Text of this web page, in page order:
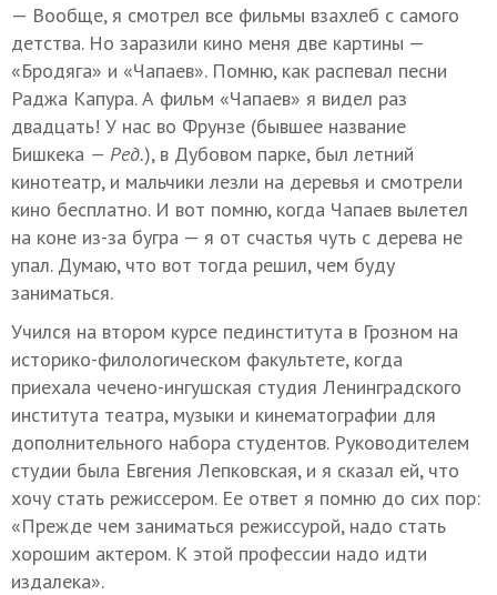
— Вообще, я смотрел все фильмы взахлеб с самого
детства. Но заразили кино меня две картины —
«Бродяга» и «Чапаев». Помню, как распевал песни
Раджа Капура. А фильм «Чапаев» я видел раз
двадцать! У нас во Фрунзе (бывшее название
Бишкека — Ред.), в Дубовом парке, был летний
кинотеатр, и мальчики лезли на деревья и смотрели
кино бесплатно. И вот помню, когда Чапаев вылетел
на коне из-за бугра — я от счастья чуть с дерева не
упал. Думаю, что вот тогда решил, чем буду
заниматься.
Учился на втором курсе пединститута в Грозном на
историко-филологическом факультете, когда
приехала чечено-ингушская студия Ленинградского
института театра, музыки и кинематографии для
дополнительного набора студентов. Руководителем
студии была Евгения Лепковская, и я сказал ей, что
хочу стать режиссером. Ее ответ я помню до сих пор:
«Прежде чем заниматься режиссурой, надо стать
хорошим актером. К этой профессии надо идти
издалека».